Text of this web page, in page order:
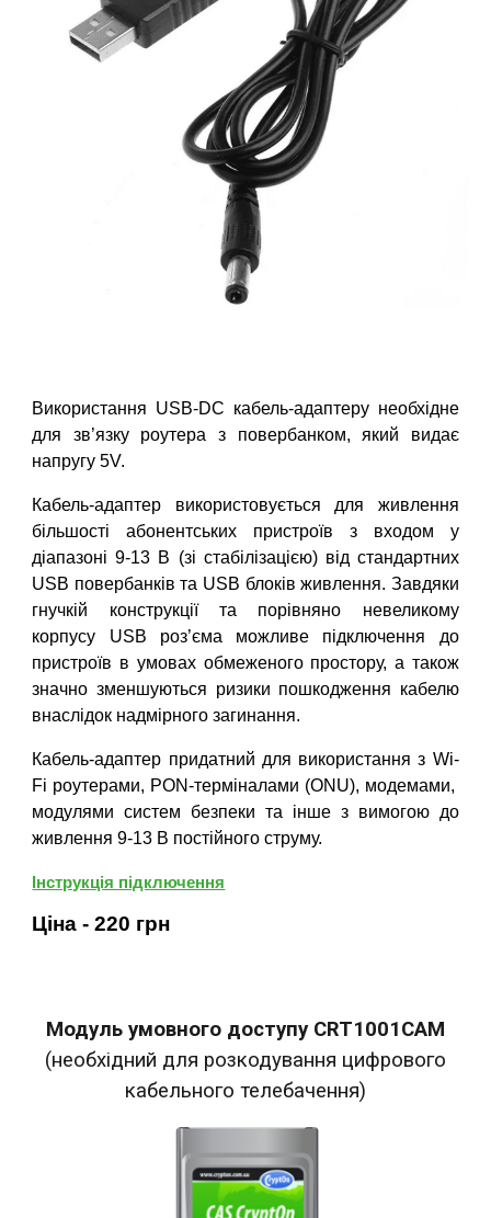
Використання USB-DC кабель-адаптеру необхідне
для зв’язку роутера з повербанком, який видає
напругу 5V.
Кабель-адаптер використовується для живлення
більшості абонентських пристроїв з входом у
діапазоні 9-13 В (зі стабілізацією) від стандартних
USB повербанків та USB блоків живлення. Завдяки
гнучкій конструкції та порівняно невеликому
корпусу USB роз’єма можливе підключення до
пристроїв в умовах обмеженого простору, а також
значно зменшуються ризики пошкодження кабелю
внаслідок надмірного загинання.
Кабель-адаптер придатний для використання з Wi-
Fi роутерами, PON-терміналами (ONU), модемами,
модулями систем безпеки та інше з вимогою до
живлення 9-13 В постійного струму.
Інструкція підключення
Ціна -220 грн
Модуль умовного доступу CRT1001CAM
(необхідний для розкодування цифрового
кабельного телебачення)